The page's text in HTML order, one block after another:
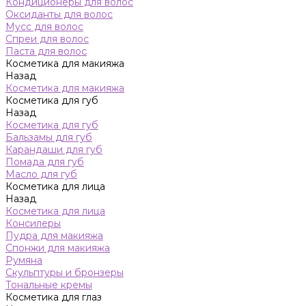
Оксиданты для волос
Мусс для волос
Спреи для волос
Паста для волос
Косметика для макияжа
Назад
Косметика для макияжа
Косметика для губ
Назад
Косметика для губ
Бальзамы для губ
Карандаши для губ
Помада для губ
Масло для губ
Косметика для лица
Назад
Косметика для лица
Консилеры
Пудра для макияжа
Спонжи для макияжа
Румяна
Скульптуры и бронзеры
Тональные кремы
Косметика для глаз